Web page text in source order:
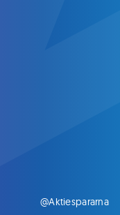
@Aktiespararna